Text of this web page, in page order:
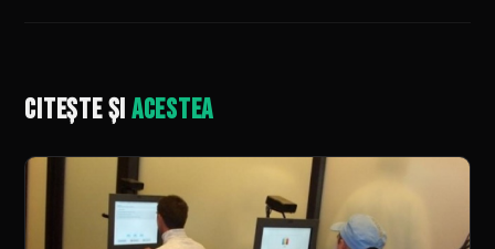
Citește șiacestea